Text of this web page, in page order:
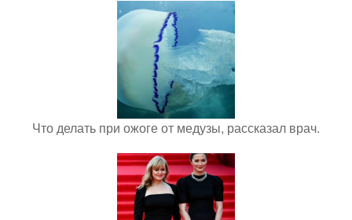
Что делать при ожоге от медузы, рассказал врач.